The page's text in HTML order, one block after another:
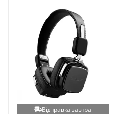
Відправка завтра